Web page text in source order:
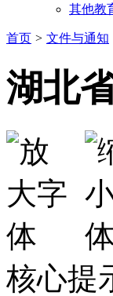
其他教
首页 > 文件与通知
湖北
核心提